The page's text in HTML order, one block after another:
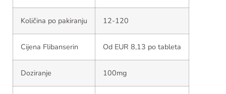
Količina po pakiranju 12-120
Cijena Flibanserin Od EUR 8,13 po tableta
Doziranje 100mg